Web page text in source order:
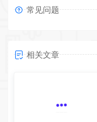
常见问题
相关文章